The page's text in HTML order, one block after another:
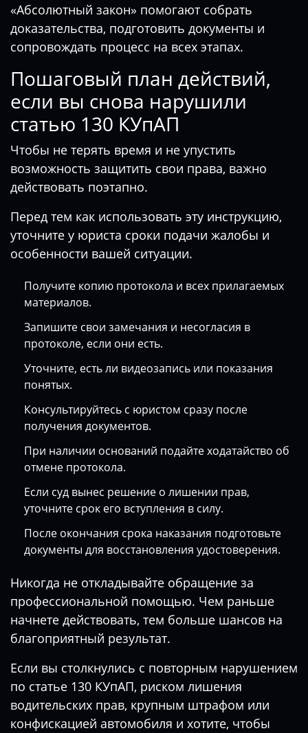
«Абсолютный закон» помогают собрать
доказательства, подготовить документы и
сопровождать процесс на всех этапах.
Пошаговый план действий,
если вы снова нарушили
статью 130 КУпАП
Чтобы не терять время и не упустить
возможность защитить свои права, важно
действовать поэтапно.
Перед тем как использовать эту инструкцию,
уточните у юриста сроки подачи жалобы и
особенности вашей ситуации.
Получите копию протокола и всех прилагаемых
материалов.
Запишите свои замечания и несогласия в
протоколе, если они есть.
Уточните, есть ли видеозапись или показания
понятых.
Консультируйтесь с юристом сразу после
получения документов.
При наличии оснований подайте ходатайство об
отмене протокола.
Если суд вынес решение о лишении прав,
уточните срок его вступления в силу.
После окончания срока наказания подготовьте
документы для восстановления удостоверения.
Никогда не откладывайте обращение за
профессиональной помощью. Чем раньше
начнете действовать, тем больше шансов на
благоприятный результат.
Если вы столкнулись с повторным нарушением
по статье 130 КУпАП, риском лишения
водительских прав, крупным штрафом или
конфискацией автомобиля и хотите, чтобы